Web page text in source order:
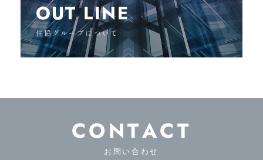
OUT LINE
住協グループについて
CONTACT
お問い合わせ